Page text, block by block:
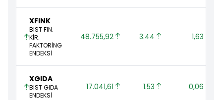
XFINK
BIST FIN.
KİR.
FAKTORİNG
ENDEKSİ
48.755,92 3.44 1,63
XGIDA
BIST GIDA
ENDEKSİ
17.041,61 1.53 0,06